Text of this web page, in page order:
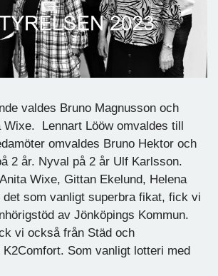
valdes Bruno Magnusson och
Wixe. Lennart Lööw omvaldes till
omvaldes Bruno Hektor och
2 år. Nyval på 2 år Ulf Karlsson.
Wixe, Gittan Ekelund, Helena
som vanligt superbra fikat, fick vi
av Jönköpings Kommun.
vi också från Städ och
K2Comfort. Som vanligt lotteri med